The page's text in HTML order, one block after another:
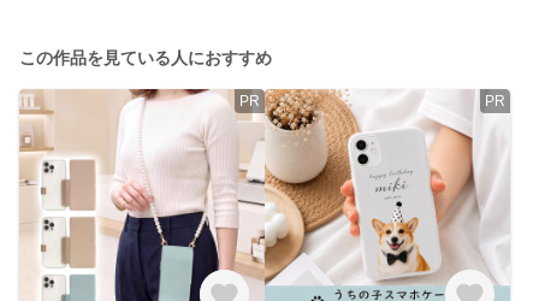
この作品を見ている人におすすめ
PR PR